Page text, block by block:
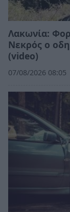
Λακωνία:
Νεκρός ο
(video)
07/08/2026 08:05